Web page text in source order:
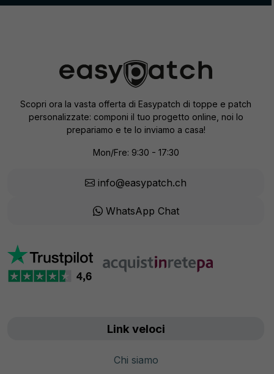
Scopri ora la vasta offerta di Easypatch di toppe e patch
personalizzate: componi il tuo progetto online, noi lo
prepariamo e te lo inviamo a casa!
Mon/Fre: 9:30 - 17:30
info@easypatch.ch
WhatsApp Chat
Link veloci
Chi siamo